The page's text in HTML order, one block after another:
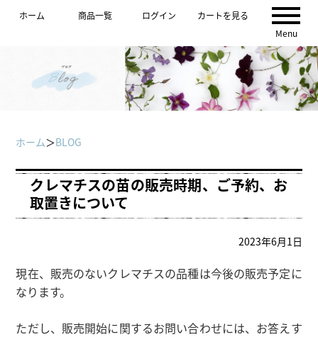
ホーム 商品一覧 ログイン
カートを見る
Menu
ホーム＞BLOG
クレマチスの苗の販売時期、ご予約、お
取置きについて
2023年6月1日
現在、販売のないクレマチスの品種は今後の販売予定に
なります。
ただし、販売開始に関するお問い合わせには、お答えす